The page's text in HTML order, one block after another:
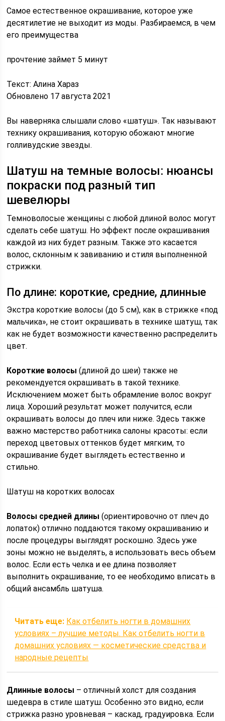
Самое естественное окрашивание, которое уже
десятилетие не выходит из моды. Разбираемся, в чем
его преимущества
прочтение займет 5 минут
Текст: Алина Хараз
Обновлено 17 августа 2021
Вы наверняка слышали слово «шатуш». Так называют
технику окрашивания, которую обожают многие
голливудские звезды.
Шатуш на темные волосы: нюансы
покраски под разный тип
шевелюры
Темноволосые женщины с любой длиной волос могут
сделать себе шатуш. Но эффект после окрашивания
каждой из них будет разным. Также это касается
волос, склонным к завиванию и стиля выполненной
стрижки.
По длине: короткие, средние, длинные
Экстра короткие волосы (до 5 см), как в стрижке «под
мальчика», не стоит окрашивать в технике шатуш, так
как не будет возможности качественно распределить
цвет.
Короткие волосы (длиной до шеи) также не
рекомендуется окрашивать в такой технике.
Исключением может быть обрамление волос вокруг
лица. Хороший результат может получится, если
окрашивать волосы до плеч или ниже. Здесь также
важно мастерство работника салоны красоты: если
переход цветовых оттенков будет мягким, то
окрашивание будет выглядеть естественно и
стильно.
Шатуш на коротких волосах
Волосы средней длины (ориентировочно от плеч до
лопаток) отлично поддаются такому окрашиванию и
после процедуры выглядят роскошно. Здесь уже
зоны можно не выделять, а использовать весь объем
волос. Если есть челка и ее длина позволяет
выполнить окрашивание, то ее необходимо вписать в
общий ансамбль шатуша.
Читать еще: Как отбелить ногти в домашних
условиях – лучшие методы. Как отбелить ногти в
домашних условиях — косметические средства и
народные рецепты
Длинные волосы – отличный холст для создания
шедевра в стиле шатуш. Особенно это видно, если
стрижка разно уровневая – каскад, градуировка. Если